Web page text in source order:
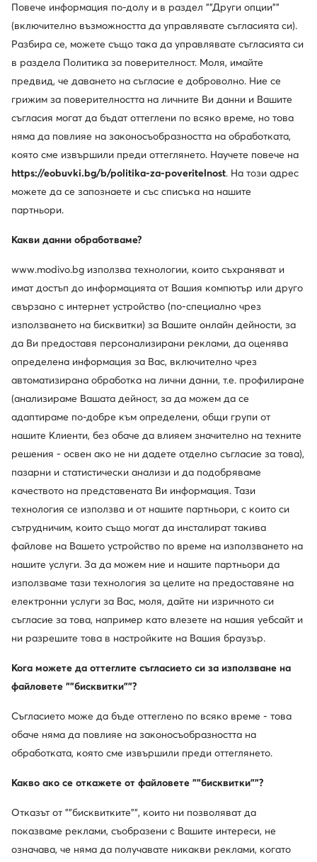
Shine bright like a diamond
В Калифорния има много звезди, а Juicy Couture
безспорно е една от най-ярките. Основана през 1997
г., марката е оформена от няколко фактора –
културата на знаменитостите, начина на живот на
Западния бряг и непринудения, но изпълнен с блясък
гламур. Продуктите на Juicy Couture са удобни и
луксозни. Нищо чудно, тъй като за първи път са
носени в Лос Анджелис и едва по-късно по целия
свят.
Сред звездите
Какво, освен присъствието си на първите страници на
вестниците, имат общо Парис Хилтън, Бритни Спиърс
и Дженифър Лопес? Велурените анцузи на Juicy
Couture. Изработени от приятна, гладка материя,
богати на пайети и предлагани в разнообразни
цветове, те бързо се превърнаха в феномен сред
знаменитостите. Звездите ги цениха за лукса и
несравнимия им комфорт. Днес, благодарение на
своето впечатляващо наследство, безгрижна
естетика и поп вдъхновения, дрехите на Juicy Couture
отново завладяват света.
Повече информация по-долу и в раздел ""Други опции""
(включително възможността да управлявате съгласията си).
Разбира се, можете също така да управлявате съгласията си
в раздела Политика за поверителност. Моля, имайте
предвид, че даването на съгласие е доброволно. Ние се
грижим за поверителността на личните Ви данни и Вашите
съгласия могат да бъдат оттеглени по всяко време, но това
няма да повлияе на законосъобразността на обработката,
която сме извършили преди оттеглянето. Научете повече на
https://eobuvki.bg/b/politika-za-poveritelnost. На този адрес
можете да се запознаете и със списъка на нашите
партньори.
Какви данни обработваме?
www.modivo.bg използва технологии, които съхраняват и
имат достъп до информацията от Вашия компютър или друго
свързано с интернет устройство (по-специално чрез
използването на бисквитки) за Вашите онлайн дейности, за
да Ви предоставя персонализирани реклами, да оценява
определена информация за Вас, включително чрез
автоматизирана обработка на лични данни, т.е. профилиране
(анализираме Вашата дейност, за да можем да се
адаптираме по-добре към определени, общи групи от
нашите Клиенти, без обаче да влияем значително на техните
решения - освен ако не ни дадете отделно съгласие за това),
пазарни и статистически анализи и да подобряваме
качеството на представената Ви информация. Тази
технология се използва и от нашите партньори, с които си
сътрудничим, които също могат да инсталират такива
файлове на Вашето устройство по време на използването на
нашите услуги. За да можем ние и нашите партньори да
използваме тази технология за целите на предоставяне на
електронни услуги за Вас, моля, дайте ни изричното си
съгласие за това, например като влезете на нашия уебсайт и
ни разрешите това в настройките на Вашия браузър.
Кога можете да оттеглите съгласието си за използване на
файловете ""бисквитки""?
Съгласието може да бъде оттеглено по всяко време - това
обаче няма да повлияе на законосъобразността на
обработката, която сме извършили преди оттеглянето.
Какво ако се откажете от файловете ""бисквитки""?
Отказът от ""бисквитките"", които ни позволяват да
показваме реклами, съобразени с Вашите интереси, не
означава, че няма да получавате никакви реклами, когато